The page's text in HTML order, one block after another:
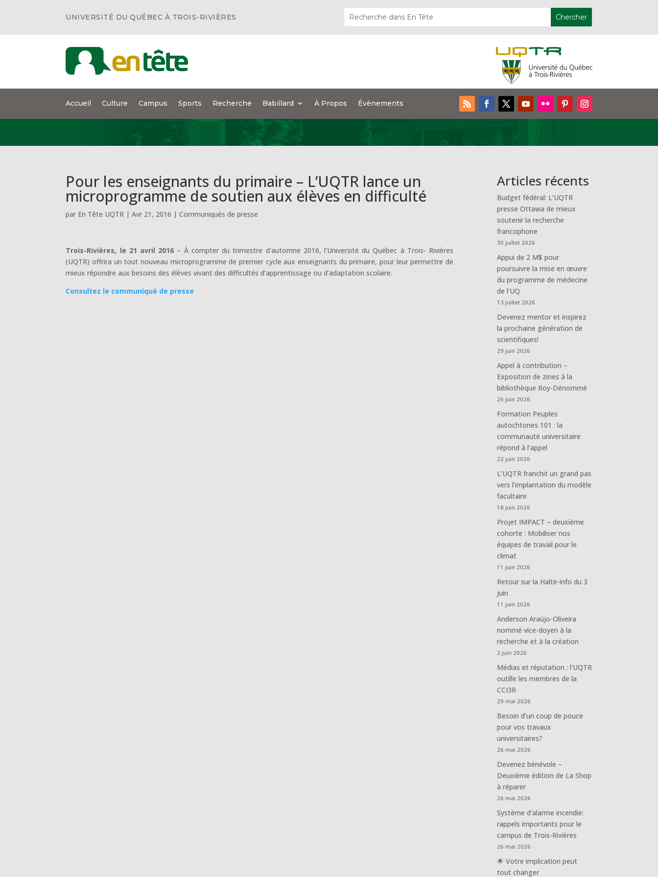
UNIVERSITÉ DU QUÉBEC À TROIS-RIVIÈRES
Accueil Culture Campus Sports Recherche Babillard À Propos Évènements
Pour les enseignants du primaire – L’UQTR lance un
microprogramme de soutien aux élèves en difficulté
par En Tête UQTR |Avr 21, 2016 |Communiqués de presse
Trois-Rivières, le 21 avril 2016 – À compter du trimestre d’automne 2016, l’Université du Québec à Trois- Rivières
(UQTR) offrira un tout nouveau microprogramme de premier cycle aux enseignants du primaire, pour leur permettre de
mieux répondre aux besoins des élèves vivant des difficultés d’apprentissage ou d’adaptation scolaire.
Consultez le communiqué de presse
Articles récents
Budget fédéral: L’UQTR
presse Ottawa de mieux
soutenir la recherche
francophone
30 juillet 2026
Appui de 2 M$ pour
poursuivre la mise en œuvre
du programme de médecine
de l’UQ
13 juillet 2026
Devenez mentor et inspirez
la prochaine génération de
scientifiques!
29 juin 2026
Appel à contribution –
Exposition de zines à la
bibliothèque Roy-Dénommé
26 juin 2026
Formation Peuples
autochtones 101 : la
communauté universitaire
répond à l’appel
22 juin 2026
L’UQTR franchit un grand pas
vers l’implantation du modèle
facultaire
18 juin 2026
Projet IMPACT – deuxième
cohorte : Mobiliser nos
équipes de travail pour le
climat
11 juin 2026
Retour sur la Halte-info du 3
juin
11 juin 2026
Anderson Araújo-Oliveira
nommé vice-doyen à la
recherche et à la création
2 juin 2026
Médias et réputation : l’UQTR
outille les membres de la
CCI3R
29 mai 2026
Besoin d’un coup de pouce
pour vos travaux
universitaires?
26 mai 2026
Devenez bénévole –
Deuxième édition de La Shop
à réparer
26 mai 2026
Système d’alarme incendie:
rappels importants pour le
campus de Trois-Rivières
26 mai 2026
🌟 Votre implication peut
tout changer